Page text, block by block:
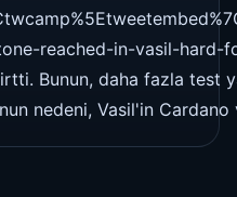
reached-in-vasil-hard-
Bunun, daha fazla test
nedeni, Vasil'in Cardano